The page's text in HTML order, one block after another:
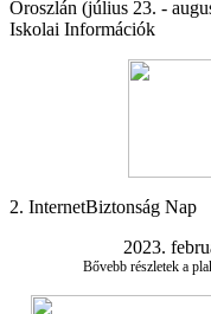
Oroszlán (július 23. -
Iskolai Információk
2. InternetBiztonság Nap
2023.
Bővebb részletek a